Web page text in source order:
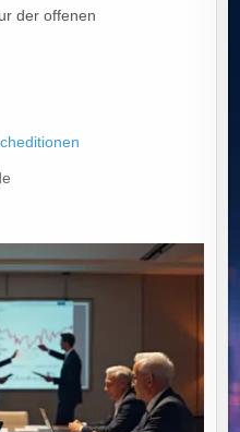
der offenen